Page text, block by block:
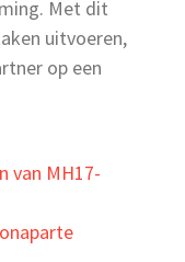
Met dit
uitvoeren,
op een
van MH17-